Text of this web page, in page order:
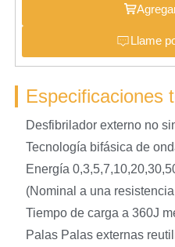
Llame
Especificaciones
Desfibrilador externo no
Tecnología bifásica de
Energía
(Nominal a una
Tiempo de carga a 360J
Palas Palas externas